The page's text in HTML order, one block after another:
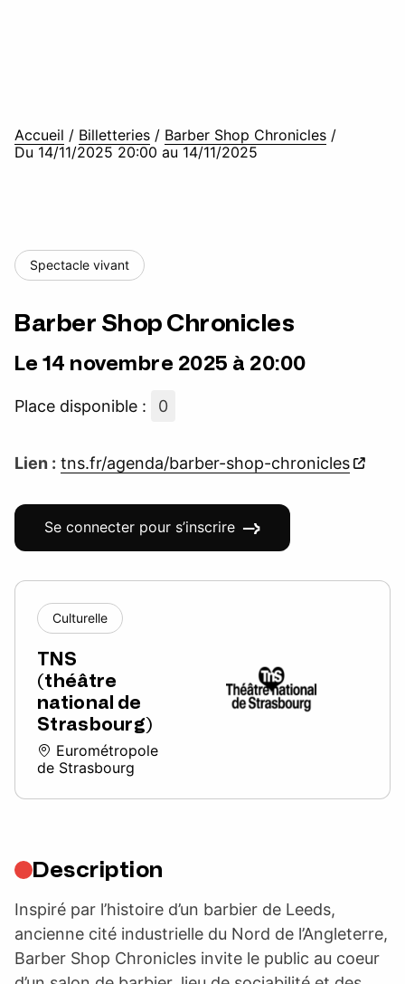
Accueil / Billetteries / Barber Shop Chronicles /
Du 14/11/2025 20:00 au 14/11/2025
Spectacle vivant
Barber Shop Chronicles
Le 14 novembre 2025 à 20:00
Place disponible : 0
Lien : tns.fr/agenda/barber-shop-chronicles
Se connecter pour s’inscrire
Culturelle
TNS
(théâtre
national de
Strasbourg)
Eurométropole
de Strasbourg
Description
Inspiré par l’histoire d’un barbier de Leeds,
ancienne cité industrielle du Nord de l’Angleterre,
Barber Shop Chronicles invite le public au coeur